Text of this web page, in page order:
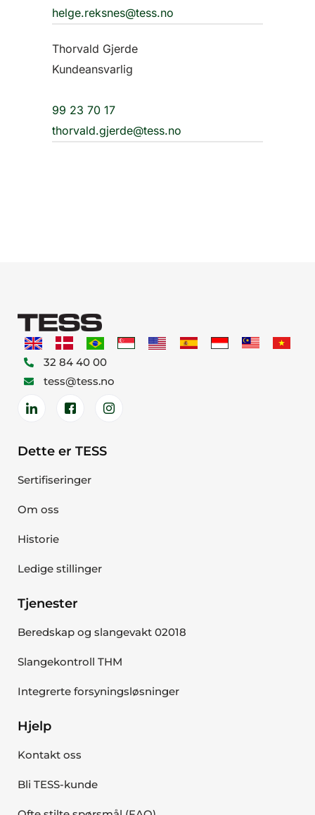
helge.reksnes@tess.no
Thorvald Gjerde
Kundeansvarlig
99 23 70 17
thorvald.gjerde@tess.no
32 84 40 00
tess@tess.no
Dette er TESS
Sertifiseringer
Om oss
Historie
Ledige stillinger
Tjenester
Beredskap og slangevakt 02018
Slangekontroll THM
Integrerte forsyningsløsninger
Hjelp
Kontakt oss
Bli TESS-kunde